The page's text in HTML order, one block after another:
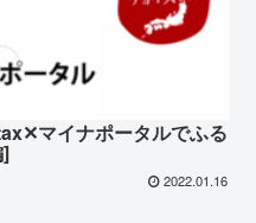
マイナポータルでふる
]
2022.01.16